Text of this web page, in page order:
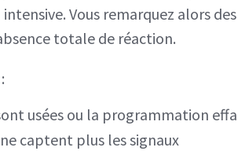
Vous remarquez alors
totale de réaction.
usées ou la programmation
captent plus les signaux